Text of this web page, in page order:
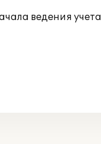
ведения учета